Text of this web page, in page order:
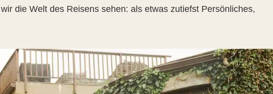
die Welt des Reisens sehen: als etwas zutiefst Persönliches,